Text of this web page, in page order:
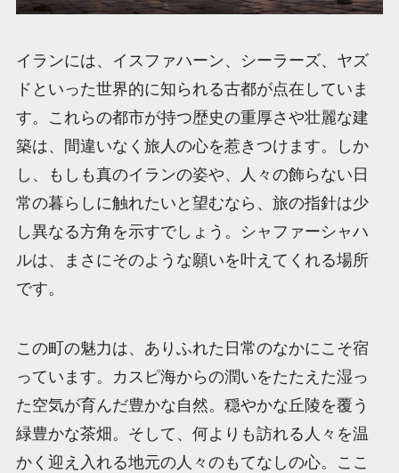
イランには、イスファハーン、シーラーズ、ヤズ
ドといった世界的に知られる古都が点在していま
す。これらの都市が持つ歴史の重厚さや壮麗な建
築は、間違いなく旅人の心を惹きつけます。しか
し、もしも真のイランの姿や、人々の飾らない日
常の暮らしに触れたいと望むなら、旅の指針は少
し異なる方角を示すでしょう。シャファーシャハ
ルは、まさにそのような願いを叶えてくれる場所
です。
この町の魅力は、ありふれた日常のなかにこそ宿
っています。カスピ海からの潤いをたたえた湿っ
た空気が育んだ豊かな自然。穏やかな丘陵を覆う
緑豊かな茶畑。そして、何よりも訪れる人々を温
かく迎え入れる地元の人々のもてなしの心。ここ